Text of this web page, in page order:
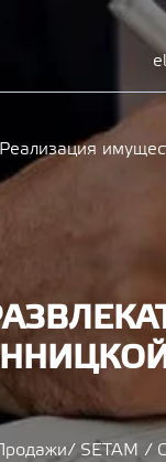
Реализация
SETAM /